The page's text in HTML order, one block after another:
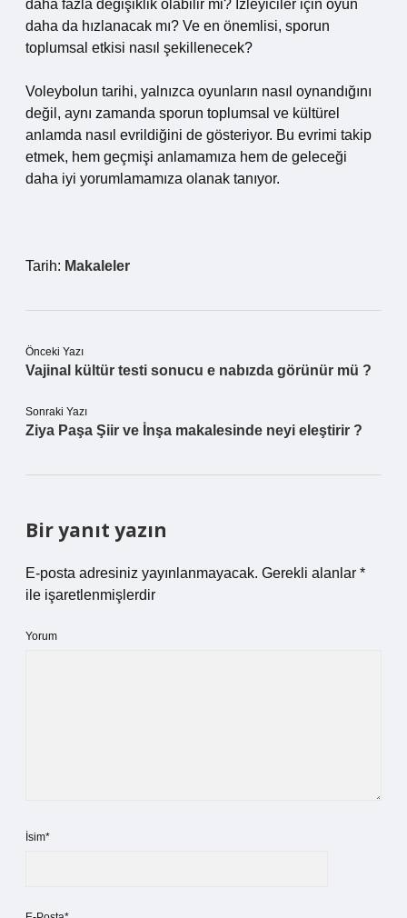
daha fazla değişiklik olabilir mi? İzleyiciler için oyun
daha da hızlanacak mı? Ve en önemlisi, sporun
toplumsal etkisi nasıl şekillenecek?
Voleybolun tarihi, yalnızca oyunların nasıl oynandığını
değil, aynı zamanda sporun toplumsal ve kültürel
anlamda nasıl evrildiğini de gösteriyor. Bu evrimi takip
etmek, hem geçmişi anlamamıza hem de geleceği
daha iyi yorumlamamıza olanak tanıyor.
Tarih: Makaleler
Önceki Yazı
Vajinal kültür testi sonucu e nabızda görünür mü ?
Sonraki Yazı
Ziya Paşa Şiir ve İnşa makalesinde neyi eleştirir ?
Bir yanıt yazın
E-posta adresiniz yayınlanmayacak. Gerekli alanlar *
ile işaretlenmişlerdir
Yorum
İsim*